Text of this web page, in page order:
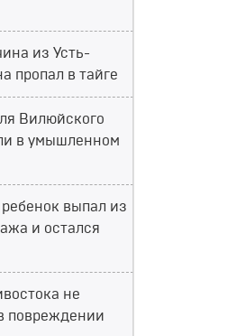
из Усть-
пропал в тайге
Вилюйского
в умышленном
выпал из
и остался
не
повреждении